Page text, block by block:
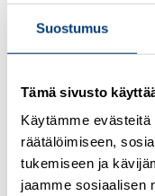
Suostumus
Tämä sivusto
Käytämme
räätälöimiseen,
tukemiseen ja
jaamme sosiaalisen
Kirjaudu sisään
verkkokauppaa
Osastot:Omron ,Uudet